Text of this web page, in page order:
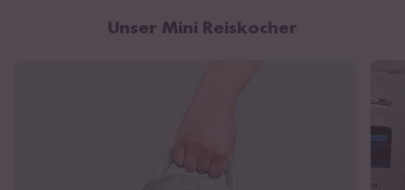
Unser Mini Reiskocher